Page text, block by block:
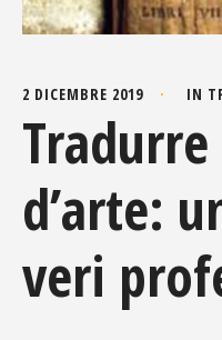
2 DICEMBRE 2019 IN
d’arte:
veri